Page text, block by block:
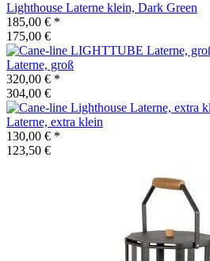
Lighthouse Laterne klein, Dark Green
185,00 € *
175,00 €
Laterne, groß
320,00 € *
304,00 €
Laterne, extra klein
130,00 € *
123,50 €